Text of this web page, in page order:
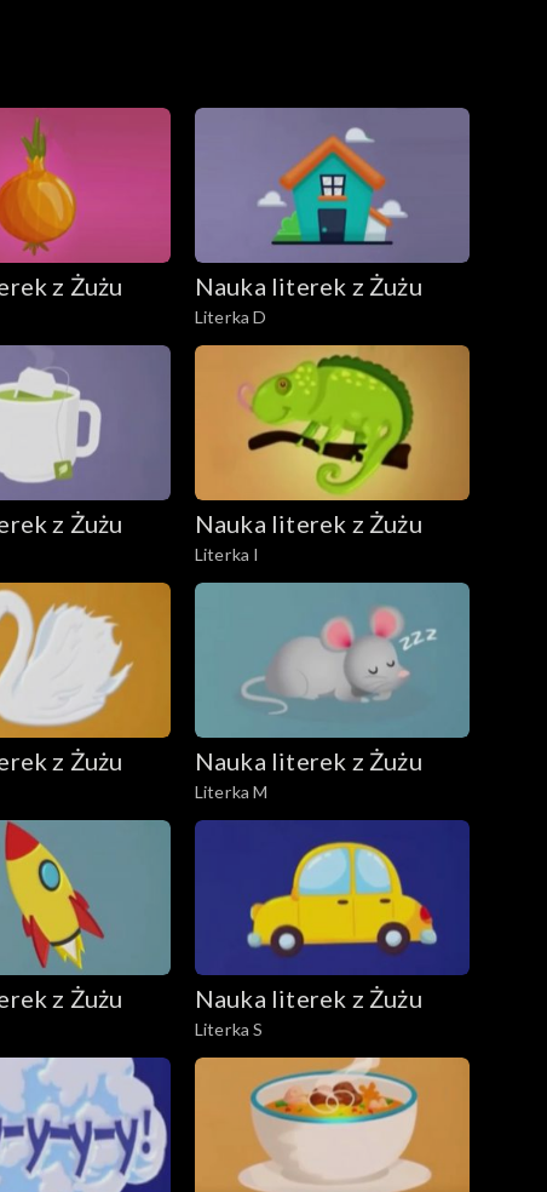
z Żużu Nauka literek z Żużu
Literka D
z Żużu Nauka literek z Żużu
Literka I
z Żużu Nauka literek z Żużu
Literka M
z Żużu Nauka literek z Żużu
Literka S